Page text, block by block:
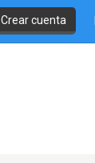
Crear cuenta